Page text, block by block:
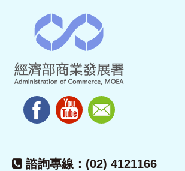
諮詢專線：(02) 4121166